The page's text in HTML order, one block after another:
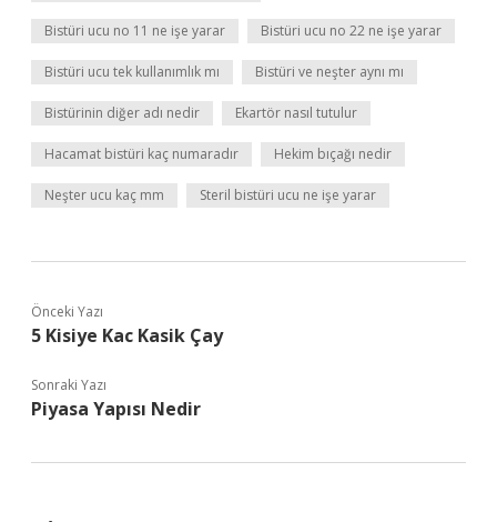
Bistüri ucu no 11 ne işe yarar Bistüri ucu no 22 ne işe yarar
Bistüri ucu tek kullanımlık mı Bistüri ve neşter aynı mı
Bistürinin diğer adı nedir Ekartör nasıl tutulur
Hacamat bistüri kaç numaradır Hekim bıçağı nedir
Neşter ucu kaç mm Steril bistüri ucu ne işe yarar
Önceki Yazı
5 Kisiye Kac Kasik Çay
Sonraki Yazı
Piyasa Yapısı Nedir